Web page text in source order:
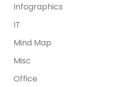
Infographics
IT
Mind Map
Misc
Office